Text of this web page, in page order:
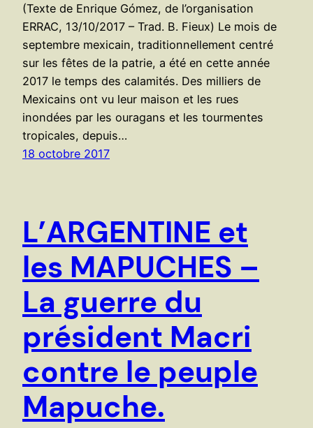
(Texte de Enrique Gómez, de l’organisation
ERRAC, 13/10/2017 – Trad. B. Fieux) Le mois de
septembre mexicain, traditionnellement centré
sur les fêtes de la patrie, a été en cette année
2017 le temps des calamités. Des milliers de
Mexicains ont vu leur maison et les rues
inondées par les ouragans et les tourmentes
tropicales, depuis…
18 octobre 2017
L’ARGENTINE et
les MAPUCHES –
La guerre du
président Macri
contre le peuple
Mapuche.